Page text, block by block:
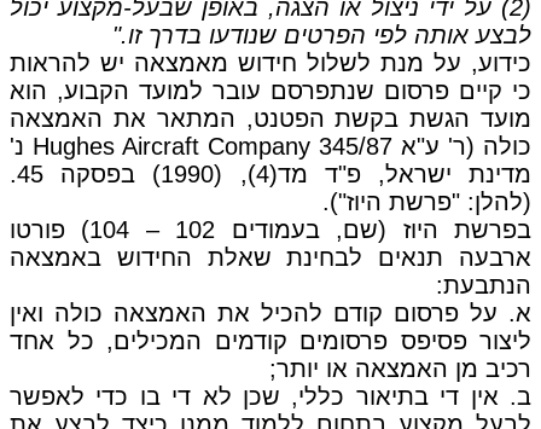
(2) על ידי ניצול או הצגה, באופן שבעל-מקצוע יכול
לבצע אותה לפי הפרטים שנודעו בדרך זו."
כידוע, על מנת לשלול חידוש מאמצאה יש להראות
כי קיים פרסום שנתפרסם עובר למועד הקבוע, הוא
מועד הגשת בקשת הפטנט, המתאר את האמצאה
כולה (ר' ע"א 345/87 Hughes Aircraft Company נ'
מדינת ישראל, פ"ד מד(4), (1990) בפסקה 45.
(להלן: "פרשת היוז").
בפרשת היוז (שם, בעמודים 102 – 104) פורטו
ארבעה תנאים לבחינת שאלת החידוש באמצאה
הנתבעת:
א. על פרסום קודם להכיל את האמצאה כולה ואין
ליצור פסיפס פרסומים קודמים המכילים, כל אחד
רכיב מן האמצאה או יותר;
ב. אין די בתיאור כללי, שכן לא די בו כדי לאפשר